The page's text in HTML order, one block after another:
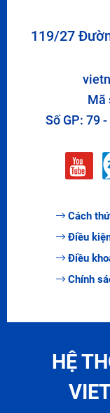
119/27
Mã
Số GP: 79
Cách
Điều
Điều
Chính
HỆ